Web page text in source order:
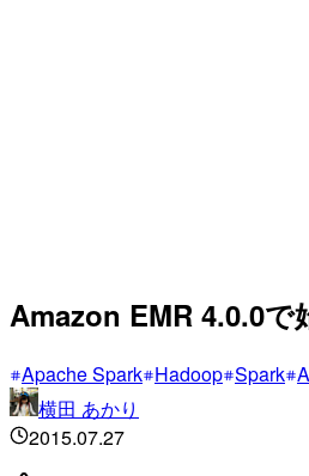
Amazon EMR 4.0.0で
Apache Spark Hadoop Spark
横田 あかり
2015.07.27